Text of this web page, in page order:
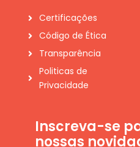
Transparência
Politicas de
Privacidade
Nome